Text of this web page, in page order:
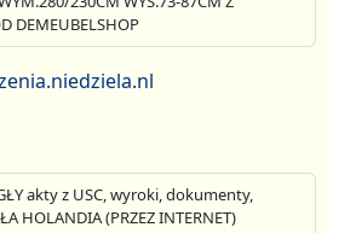
DEMEUBELSHOP
akty z USC, wyroki, dokumenty,
HOLANDIA (PRZEZ INTERNET)